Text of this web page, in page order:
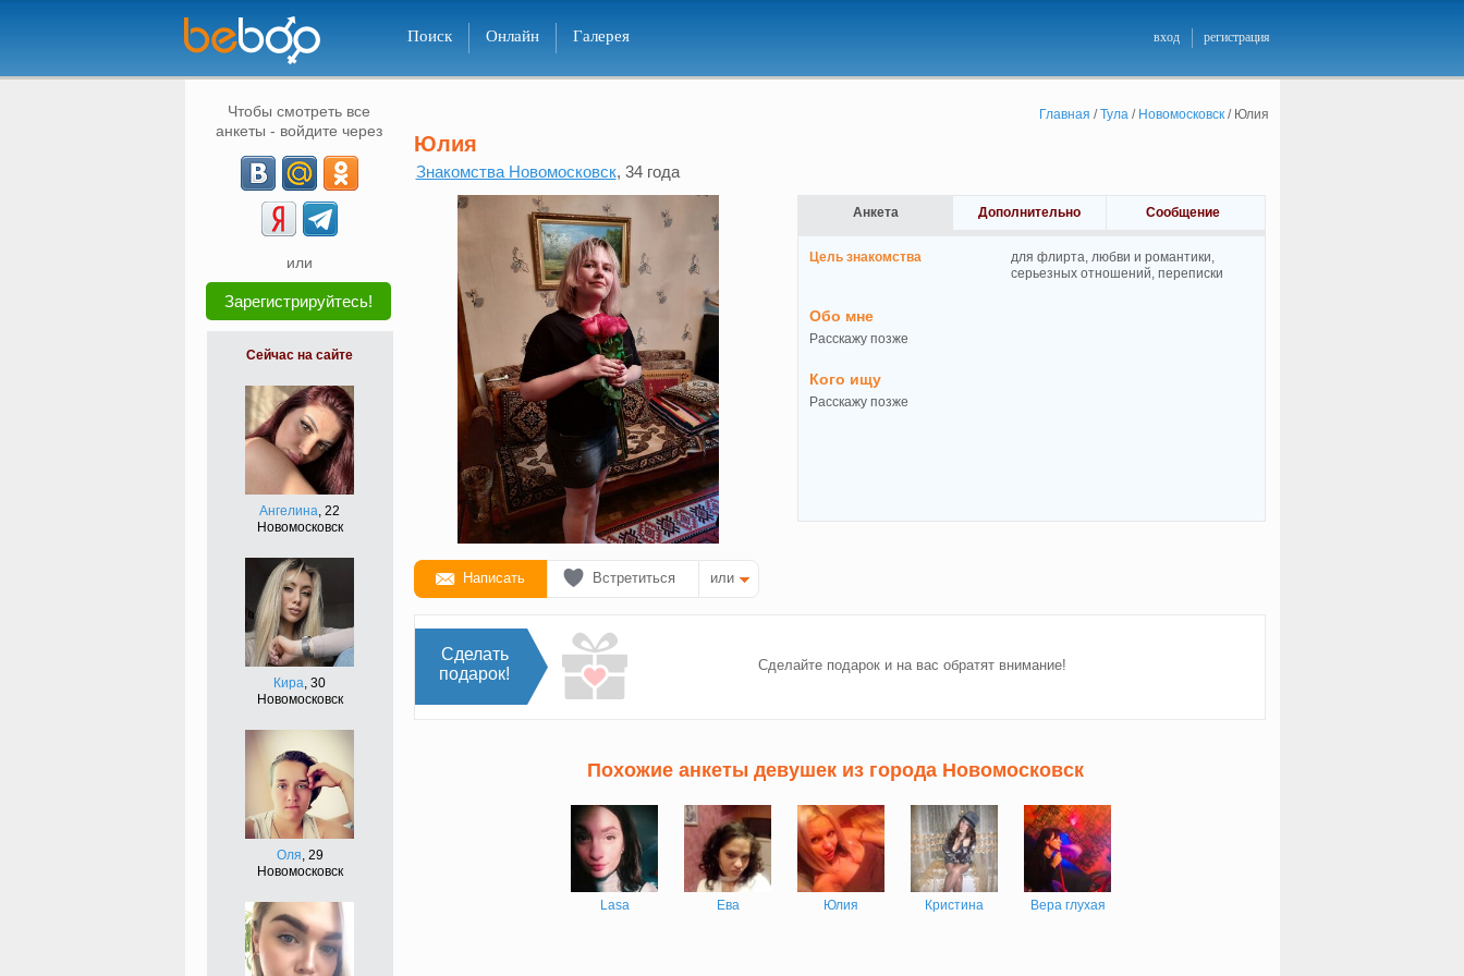
Поиск Онлайн Галерея вход регистрация
Чтобы смотреть все
анкеты - войдите через
или
Зарегистрируйтесь!
Сейчас на сайте
Ангелина, 22
Новомосковск
Кира, 30
Новомосковск
Оля, 29
Новомосковск
Главная /Тула/ Новомосковск/ Юлия
Юлия
Знакомства Новомосковск, 34 года
Написать Встретиться или
Анкета Дополнительно Сообщение
Цель знакомства
для флирта, любви и романтики,
cерьезных отношений, переписки
Обо мне
Расскажу позже
Кого ищу
Расскажу позже
Сделать
подарок!
Сделайте подарок и на вас обратят внимание!
Похожие анкеты девушек из города Новомосковск
Lasa Ева Юлия Кристина Вера глухая